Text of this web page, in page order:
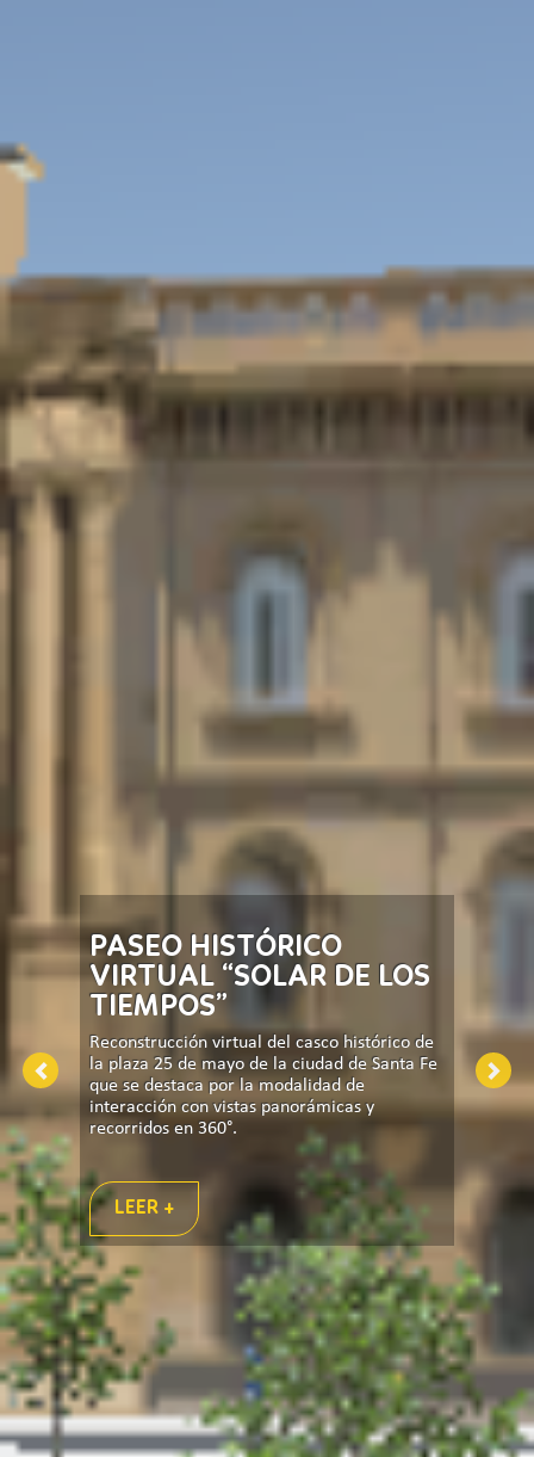
PASEO HISTÓRICO
VIRTUAL “SOLAR DE LOS
TIEMPOS”
Reconstrucción virtual del casco histórico de
la plaza 25 de mayo de la ciudad de Santa Fe
que se destaca por la modalidad de
interacción con vistas panorámicas y
recorridos en 360°.
LEER +
Previous